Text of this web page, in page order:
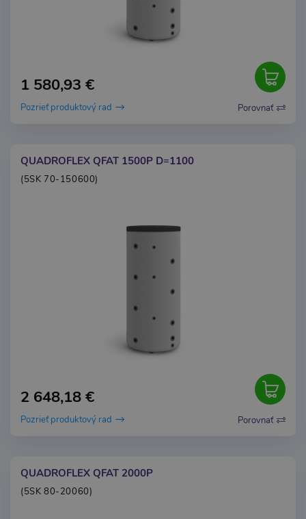
1 580,93 €
Pozrieť produktový rad Porovnať
QUADROFLEX QFAT 1500P D=1100
(5SK 70-150600)
2 648,18 €
Pozrieť produktový rad Porovnať
QUADROFLEX QFAT 2000P
(5SK 80-20060)